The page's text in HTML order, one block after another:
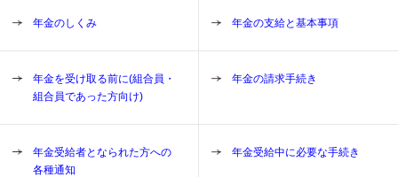
年金のしくみ 年金の支給と基本事項
年金を受け取る前に(組合員・
組合員であった方向け)
年金の請求手続き
年金受給者となられた方への
各種通知
年金受給中に必要な手続き